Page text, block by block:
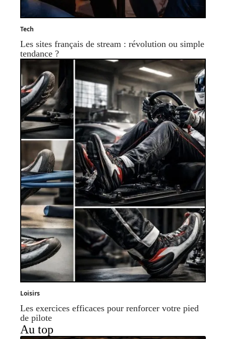
Tech
Les sites français de stream : révolution ou simple
tendance ?
Loisirs
Les exercices efficaces pour renforcer votre pied
de pilote
Au top